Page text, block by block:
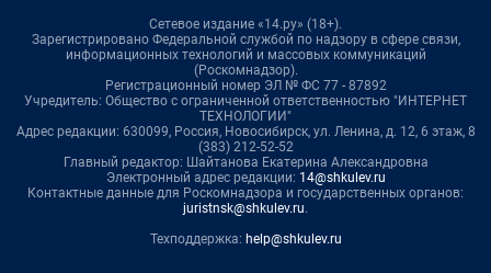
Сетевое издание «14.ру» (18+).
Зарегистрировано Федеральной службой по надзору в сфере связи,
информационных технологий и массовых коммуникаций
(Роскомнадзор).
Регистрационный номер ЭЛ № ФС 77 - 87892
Учредитель: Общество с ограниченной ответственностью "ИНТЕРНЕТ
ТЕХНОЛОГИИ"
Адрес редакции: 630099, Россия, Новосибирск, ул. Ленина, д. 12, 6 этаж, 8
(383) 212-52-52
Главный редактор: Шайтанова Екатерина Александровна
Электронный адрес редакции: 14@shkulev.ru
Контактные данные для Роскомнадзора и государственных органов:
juristnsk@shkulev.ru.
Техподдержка: help@shkulev.ru